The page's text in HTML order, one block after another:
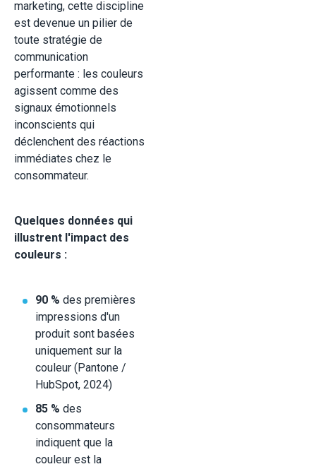
marketing, cette discipline
est devenue un pilier de
toute stratégie de
communication
performante : les couleurs
agissent comme des
signaux émotionnels
inconscients qui
déclenchent des réactions
immédiates chez le
consommateur.
Quelques données qui
illustrent l'impact des
couleurs :
90 % des premières
impressions d'un
produit sont basées
uniquement sur la
couleur (Pantone /
HubSpot, 2024)
85 % des
consommateurs
indiquent que la
couleur est la